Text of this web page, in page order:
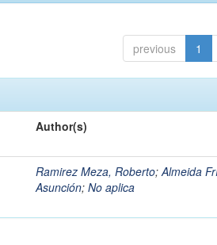
previous 1
Author(s)
Ramirez Meza, Roberto;Almeida
Asunción; No aplica